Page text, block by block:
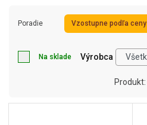
Poradie Vzostupne podľa ceny
Na sklade Výrobca
Produkt: